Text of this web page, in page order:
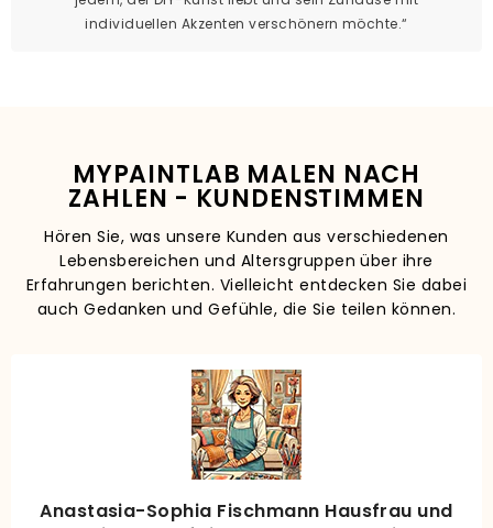
individuellen Akzenten verschönern möchte.“
MYPAINTLAB MALEN NACH
ZAHLEN - KUNDENSTIMMEN
Hören Sie, was unsere Kunden aus verschiedenen
Lebensbereichen und Altersgruppen über ihre
Erfahrungen berichten. Vielleicht entdecken Sie dabei
auch Gedanken und Gefühle, die Sie teilen können.
Anastasia-Sophia Fischmann Hausfrau und